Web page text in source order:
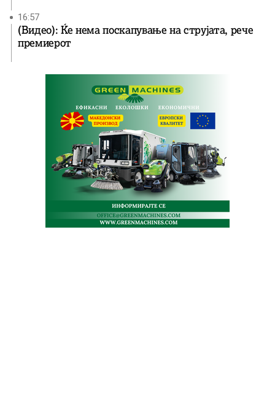
16:57
(Видео): Ќе нема поскапување на струјата, рече
премиерот